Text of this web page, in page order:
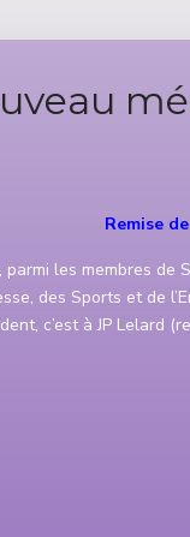
Remise
parmi les membres de
des Sports et de
c’est à JP